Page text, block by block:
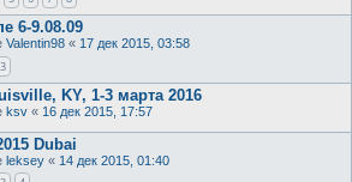
6-9.08.09
Valentin98 « 17 дек 2015, 03:58
3
KY, 1-3 марта 2016
ksv « 16 дек 2015, 17:57
Dubai
leksey « 14 дек 2015, 01:40